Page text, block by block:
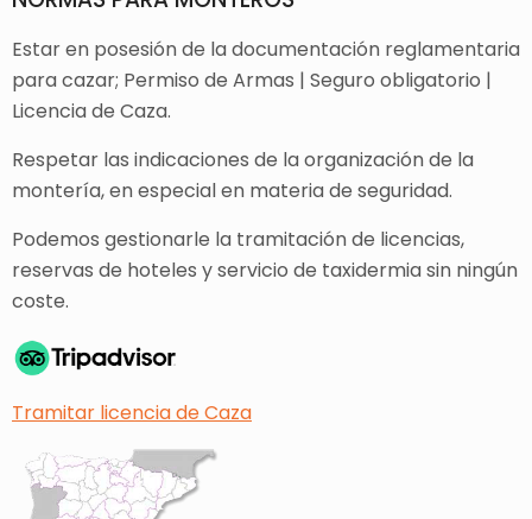
Estar en posesión de la documentación reglamentaria
para cazar; Permiso de Armas | Seguro obligatorio |
Licencia de Caza.
Respetar las indicaciones de la organización de la
montería, en especial en materia de seguridad.
Podemos gestionarle la tramitación de licencias,
reservas de hoteles y servicio de taxidermia sin ningún
coste.
Tramitar licencia de Caza